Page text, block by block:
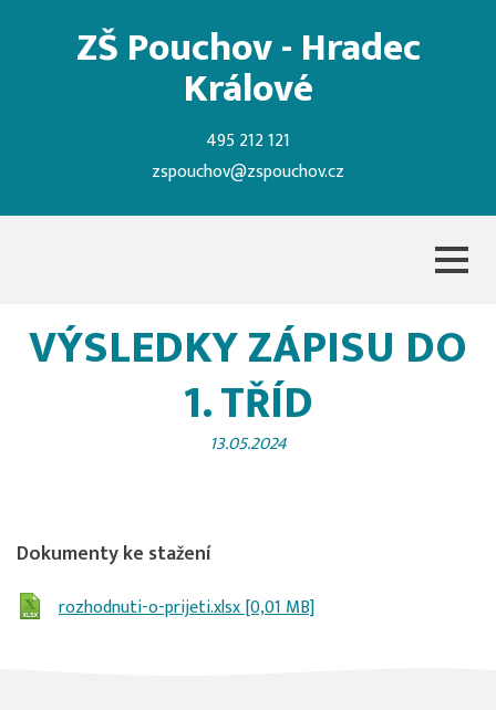
ZŠ Pouchov - Hradec
Králové
495 212 121
zspouchov@zspouchov.cz
VÝSLEDKY ZÁPISU DO
1. TŘÍD
13.05.2024
Dokumenty ke stažení
rozhodnuti-o-prijeti.xlsx [0,01 MB]